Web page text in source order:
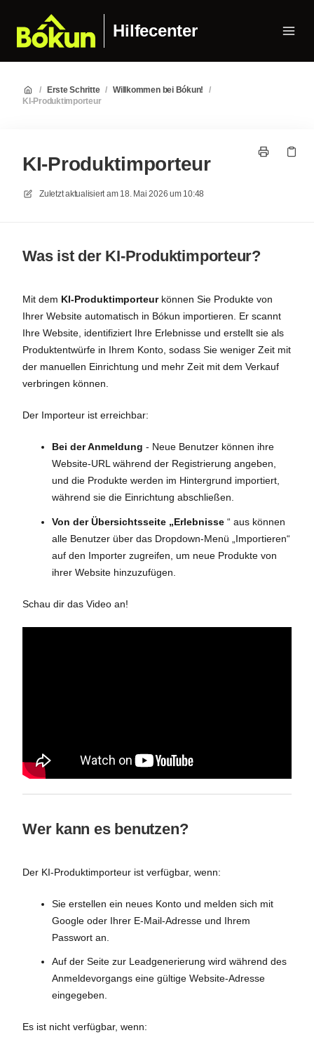
Hilfecenter
/ Erste Schritte / Willkommen bei Bókun!
/
KI-Produktimporteur
KI-Produktimporteur
Zuletzt aktualisiert am 18. Mai 2026 um 10:48
Was ist der KI-Produktimporteur?
Mit dem KI-Produktimporteurkönnen Sie Produkte von
Ihrer Website automatisch in Bókun importieren. Er scannt
Ihre Website, identifiziert Ihre Erlebnisse und erstellt sie als
Produktentwürfe in Ihrem Konto, sodass Sie weniger Zeit mit
der manuellen Einrichtung und mehr Zeit mit dem Verkauf
verbringen können.
Der Importeur ist erreichbar:
Bei der Anmeldung - Neue Benutzer können ihre
Website-URL während der Registrierung angeben,
und die Produkte werden im Hintergrund importiert,
während sie die Einrichtung abschließen.
Von der Übersichtsseite „Erlebnisse “ aus können
alle Benutzer über das Dropdown-Menü „Importieren“
auf den Importer zugreifen, um neue Produkte von
ihrer Website hinzuzufügen.
Schau dir das Video an!
Wer kann es benutzen?
Der KI-Produktimporteur ist verfügbar, wenn:
Sie erstellen ein neues Konto und melden sich mit
Google oder Ihrer E-Mail-Adresse und Ihrem
Passwort an.
Auf der Seite zur Leadgenerierung wird während des
Anmeldevorgangs eine gültige Website-Adresse
eingegeben.
Es ist nicht verfügbar, wenn: